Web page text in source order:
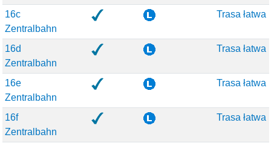
16c
Zentralbahn
Trasa łatwa
16d
Zentralbahn
Trasa łatwa
16e
Zentralbahn
Trasa łatwa
16f
Zentralbahn
Trasa łatwa